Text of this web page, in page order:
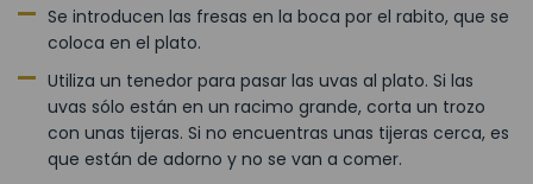
Se introducen las fresas en la boca por el rabito, que se
coloca en el plato.
Utiliza un tenedor para pasar las uvas al plato. Si las
uvas sólo están en un racimo grande, corta un trozo
con unas tijeras. Si no encuentras unas tijeras cerca, es
que están de adorno y no se van a comer.